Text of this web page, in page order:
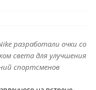
разработали очки со
света для улучшения
спортсменов